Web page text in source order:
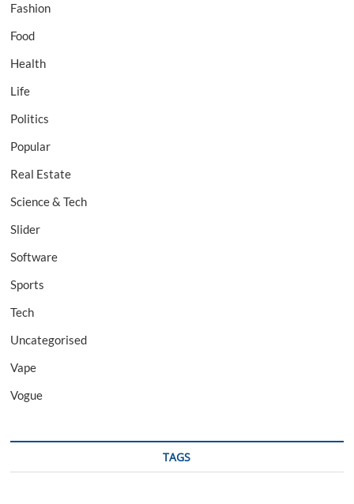
Fashion
Food
Health
Life
Politics
Popular
Real Estate
Science & Tech
Slider
Software
Sports
Tech
Uncategorised
Vape
Vogue
TAGS